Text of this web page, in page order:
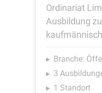
Ordinariat
Ausbildung
Branche:
3
1 Standort